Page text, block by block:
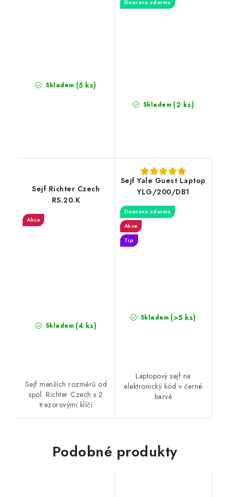
Skladem (5 ks)
Doprava zdarma
Skladem (2 ks)
Sejf Richter Czech
RS.20.K
Akce
Skladem (4 ks)
Sejf menších rozměrů od
spol. Richter Czech s 2
trezorovými klíči
Sejf Yale Guest Laptop
YLG/200/DB1
Doprava zdarma
Akce
Tip
Skladem (>5 ks)
Laptopový sejf na
elektronický kód v černé
barvě
Podobné produkty